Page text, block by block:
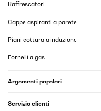
Raffrescatori
Cappe aspiranti a parete
Piani cottura a induzione
Fornelli a gas
Argomenti popolari
Servizio clienti